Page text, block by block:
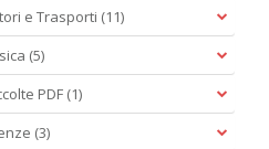
e Trasporti (11)
(5)
PDF (1)
(3)